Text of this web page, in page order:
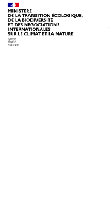
+
–